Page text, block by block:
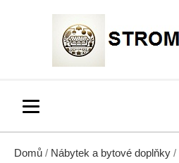
Domů / Nábytek a bytové doplňky /